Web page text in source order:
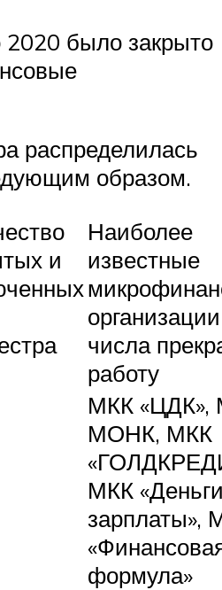
2020 было закрыто
распределилась
образом.
и
Наиболее
известные
числа
работу
МКК «ЦДК»,
МОНК, МКК
МКК
зарплаты»,
формула»